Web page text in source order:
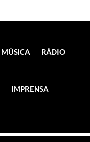
MÚSICA RÁDIO
IMPRENSA